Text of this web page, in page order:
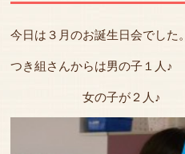
今日は３月のお誕生日会でした。
つき組さんからは男の子１人♪
女の子が２人♪